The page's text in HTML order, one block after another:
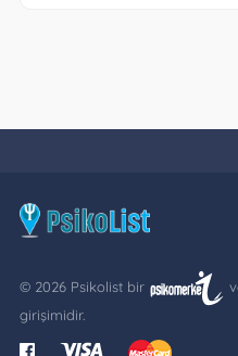
© 2026 Psikolist bir
girişimidir.